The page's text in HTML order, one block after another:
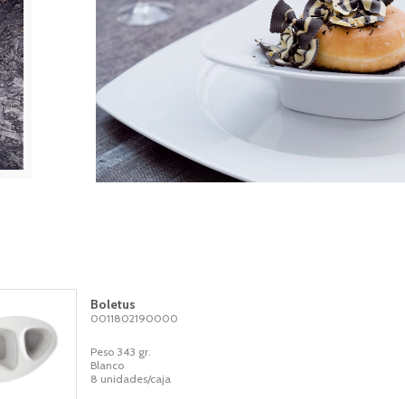
Boletus
0011802190000
Peso 343 gr.
Blanco
8 unidades/caja